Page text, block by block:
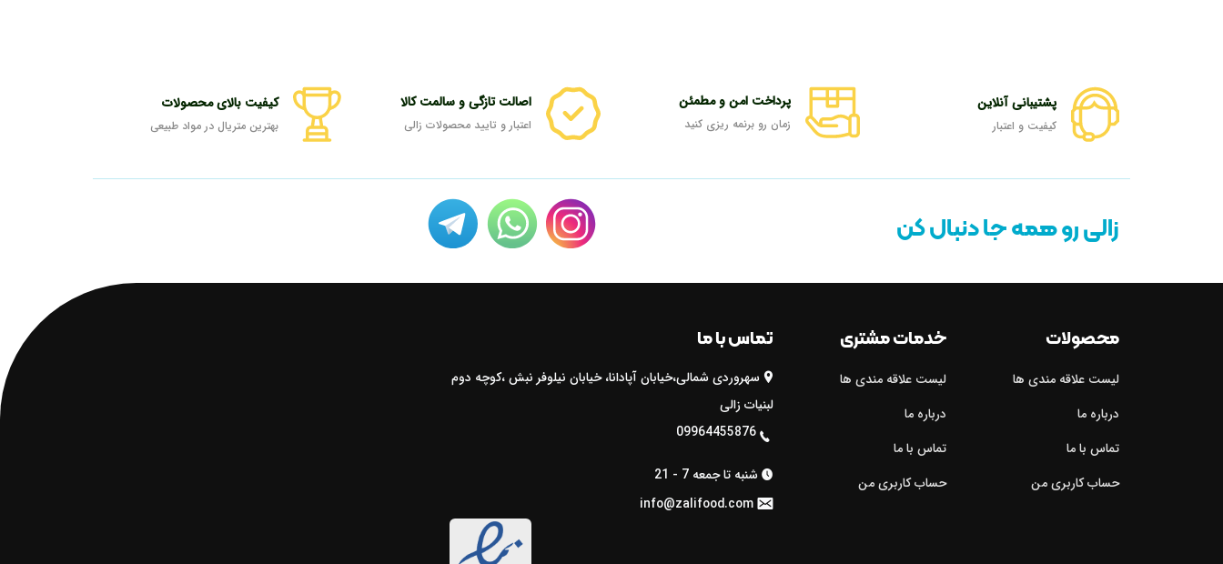
پشتیبانی آنلاین
کیفیت و اعتبار
پرداخت امن و مطمئن
زمان رو برنمه ریزی کنید
اصالت تازگی و سالمت کالا
اعتبار و تایید محصولات زالی
کیفیت بالای محصولات
بهترین متریال در مواد طبیعی
زالی رو همه جا دنبال کن
محصولات
لیست علاقه مندی ها
درباره ما
تماس با ما
حساب کاربری من
خدمات مشتری
لیست علاقه مندی ها
درباره ما
تماس با ما
حساب کاربری من
تماس با ما
 سهروردی شمالی،خیابان آپادانا، خیابان نیلوفر نبش ،کوچه دوم
لبنیات زالی
09964455876 
 شنبه تا جمعه 7 - 21
info@zalifood.com 